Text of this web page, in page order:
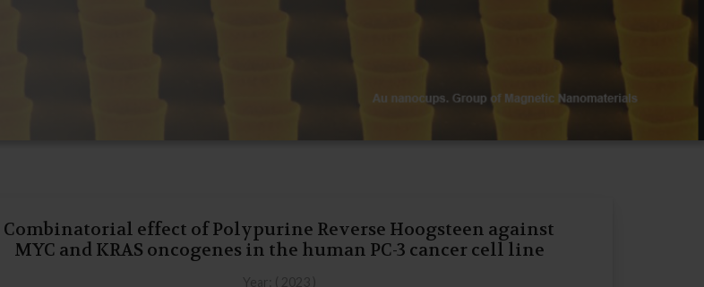
Combinatorial effect of Polypurine Reverse Hoogsteen against
MYC and KRAS oncogenes in the human PC-3 cancer cell line